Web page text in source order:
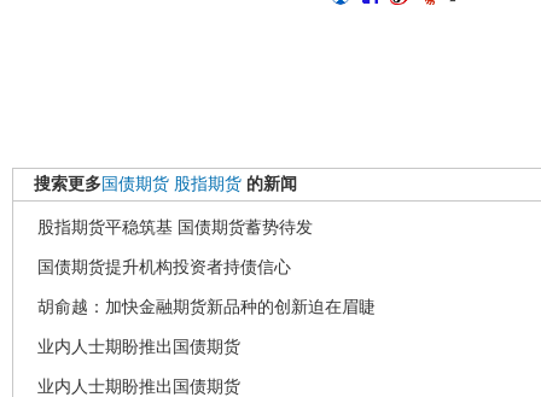
搜索更多国债期货 股指期货 的新闻
股指期货平稳筑基 国债期货蓄势待发
国债期货提升机构投资者持债信心
胡俞越：加快金融期货新品种的创新迫在眉睫
业内人士期盼推出国债期货
业内人士期盼推出国债期货